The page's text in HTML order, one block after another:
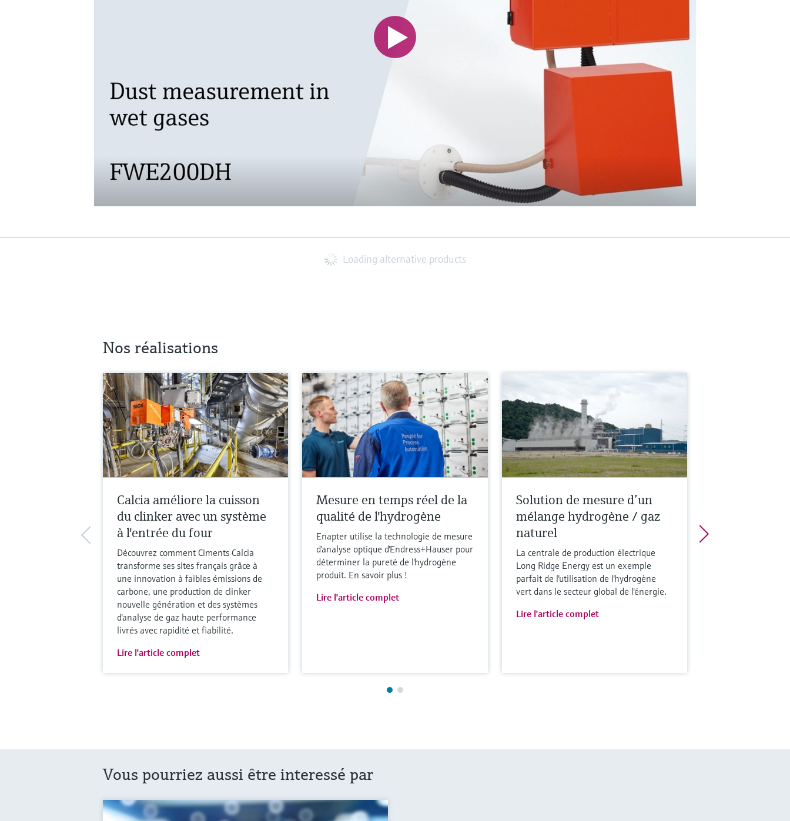
Loading alternative products
Nos réalisations
Calcia améliore la cuisson
du clinker avec un système
à l'entrée du four
Découvrez comment Ciments Calcia
transforme ses sites français grâce à
une innovation à faibles émissions de
carbone, une production de clinker
nouvelle génération et des systèmes
d'analyse de gaz haute performance
livrés avec rapidité et fiabilité.
Lire l'article complet
Mesure en temps réel de la
qualité de l'hydrogène
Enapter utilise la technologie de mesure
d'analyse optique d'Endress+Hauser pour
déterminer la pureté de l'hydrogène
produit. En savoir plus !
Lire l'article complet
Solution de mesure d’un
mélange hydrogène / gaz
naturel
La centrale de production électrique
Long Ridge Energy est un exemple
parfait de l'utilisation de l'hydrogène
vert dans le secteur global de l'énergie.
Lire l'article complet
Vous pourriez aussi être interessé par